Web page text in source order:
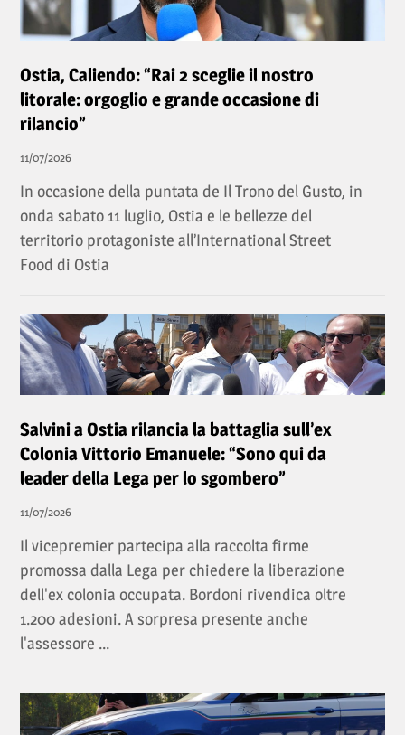
Ostia, Caliendo: “Rai 2 sceglie il nostro
litorale: orgoglio e grande occasione di
rilancio”
11/07/2026
In occasione della puntata de Il Trono del Gusto, in
onda sabato 11 luglio, Ostia e le bellezze del
territorio protagoniste all’International Street
Food di Ostia
Salvini a Ostia rilancia la battaglia sull’ex
Colonia Vittorio Emanuele: “Sono qui da
leader della Lega per lo sgombero”
11/07/2026
Il vicepremier partecipa alla raccolta firme
promossa dalla Lega per chiedere la liberazione
dell'ex colonia occupata. Bordoni rivendica oltre
1.200 adesioni. A sorpresa presente anche
l'assessore ...